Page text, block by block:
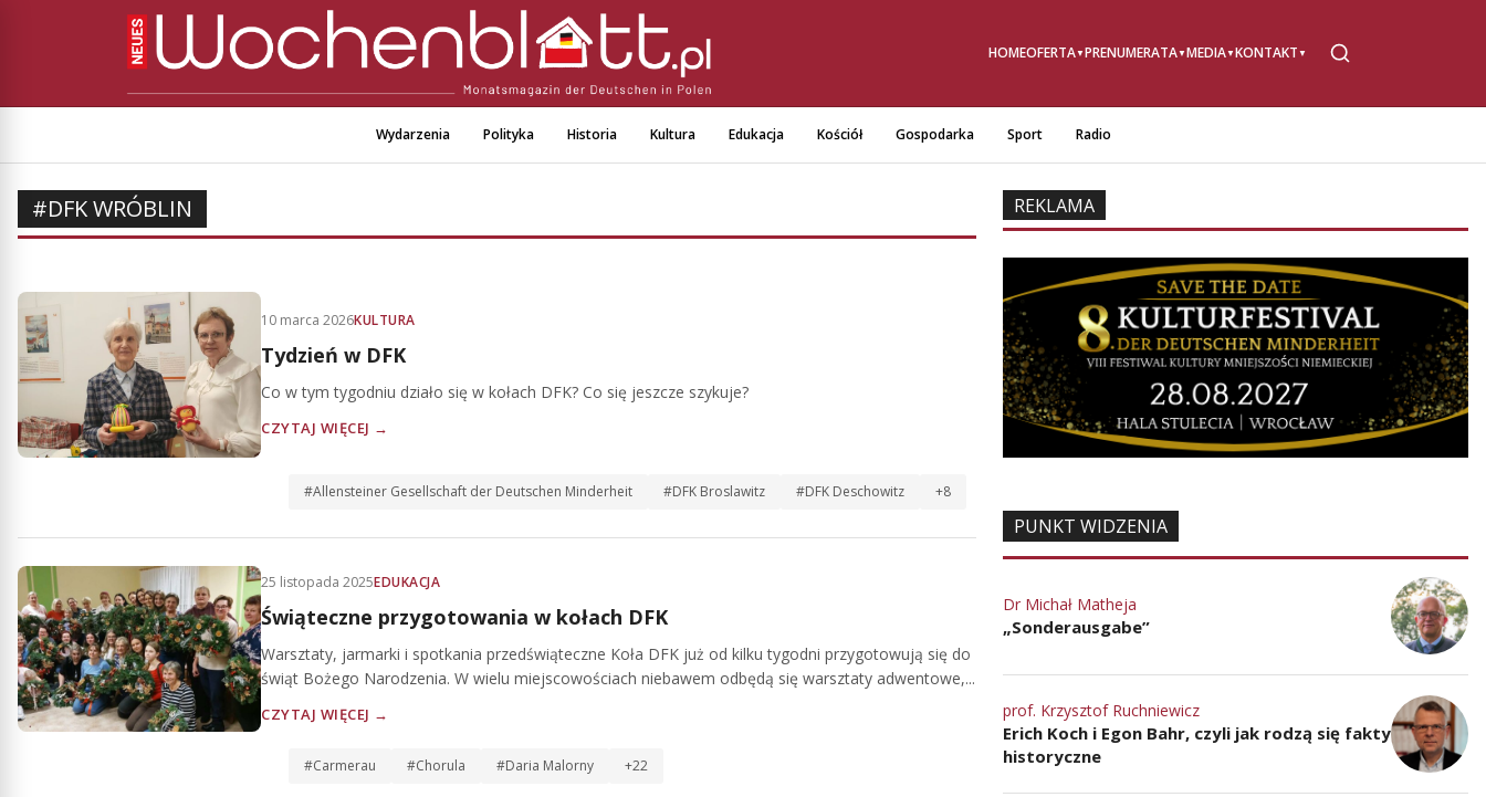
HOMEOFERTA PRENUMERATA MEDIA KONTAKT
Wydarzenia Polityka Historia Kultura Edukacja Kościół Gospodarka Sport Radio
#DFK WRÓBLIN
10 marca 2026KULTURA
Tydzień w DFK
Co w tym tygodniu działo się w kołach DFK? Co się jeszcze szykuje?
CZYTAJ WIĘCEJ →
#Allensteiner Gesellschaft der Deutschen Minderheit #DFK Broslawitz #DFK Deschowitz +8
25 listopada 2025EDUKACJA
Świąteczne przygotowania w kołach DFK
Warsztaty, jarmarki i spotkania przedświąteczne Koła DFK już od kilku tygodni przygotowują się do
świąt Bożego Narodzenia. W wielu miejscowościach niebawem odbędą się warsztaty adwentowe,...
CZYTAJ WIĘCEJ →
#Carmerau #Chorula #Daria Malorny +22
REKLAMA
PUNKT WIDZENIA
Dr Michał Matheja
„Sonderausgabe”
prof. Krzysztof Ruchniewicz
Erich Koch i Egon Bahr, czyli jak rodzą się fakty
historyczne